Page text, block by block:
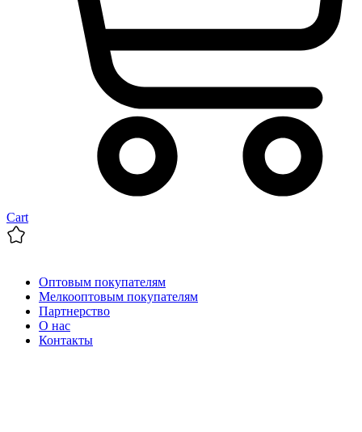
Cart
Оптовым покупателям
Мелкооптовым покупателям
Партнерство
О нас
Контакты